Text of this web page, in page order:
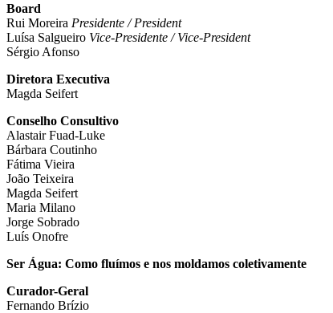
Board
Rui Moreira Presidente / President
Luísa Salgueiro Vice-Presidente / Vice-President
Sérgio Afonso
Diretora Executiva
Magda Seifert
Conselho Consultivo
Alastair Fuad-Luke
Bárbara Coutinho
Fátima Vieira
João Teixeira
Magda Seifert
Maria Milano
Jorge Sobrado
Luís Onofre
Ser Água: Como fluímos e nos moldamos coletivamente
Curador-Geral
Fernando Brízio